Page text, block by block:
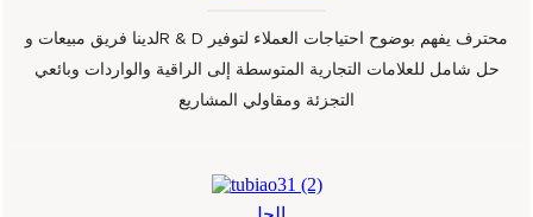
لدينا فريق مبيعات وR & D محترف يفهم بوضوح احتياجات العملاء لتوفير
حل شامل للعلامات التجارية المتوسطة إلى الراقية والواردات وبائعي
التجزئة ومقاولي المشاريع